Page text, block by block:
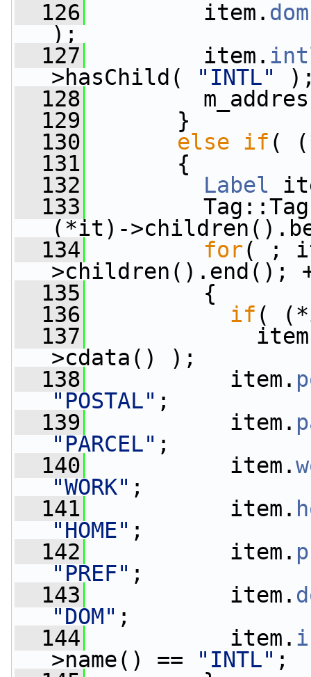
  126
item. dom
);
  127
item.
>hasChild(
"INTL"
  128
  129
}
  130
else if (
  131
{
  132
Label
  133
(*it)-
  134
for( ;
>children().end();
  135
{
  136
if (
  137
>cdata() );
  138
item.
"POSTAL" ;
  139
item.
"PARCEL" ;
  140
item.
"WORK" ;
  141
item.
"HOME" ;
  142
item.
"PREF" ;
  143
item.
"DOM" ;
  144
item.
>name() ==
"INTL" ;